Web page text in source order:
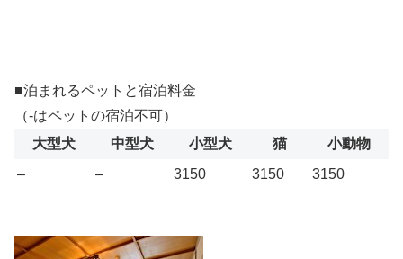
■泊まれるペットと宿泊料金
（-はペットの宿泊不可）
大型犬
中型犬 小型犬 猫
小動物
–
– 3150 3150 3150